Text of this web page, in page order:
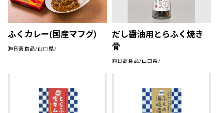
ふくカレー(国産マフグ)
㈱日高食品/山口県/
だし醤油用とらふく焼き
骨
㈱日高食品/山口県/